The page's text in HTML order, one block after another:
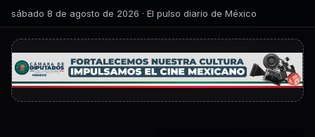
sábado 8 de agosto de 2026 · El pulso diario de México